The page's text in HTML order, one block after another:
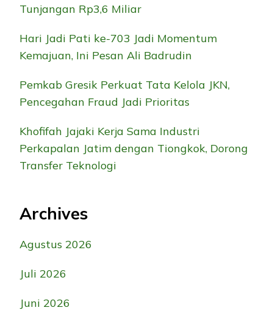
Tunjangan Rp3,6 Miliar
Hari Jadi Pati ke-703 Jadi Momentum
Kemajuan, Ini Pesan Ali Badrudin
Pemkab Gresik Perkuat Tata Kelola JKN,
Pencegahan Fraud Jadi Prioritas
Khofifah Jajaki Kerja Sama Industri
Perkapalan Jatim dengan Tiongkok, Dorong
Transfer Teknologi
Archives
Agustus 2026
Juli 2026
Juni 2026